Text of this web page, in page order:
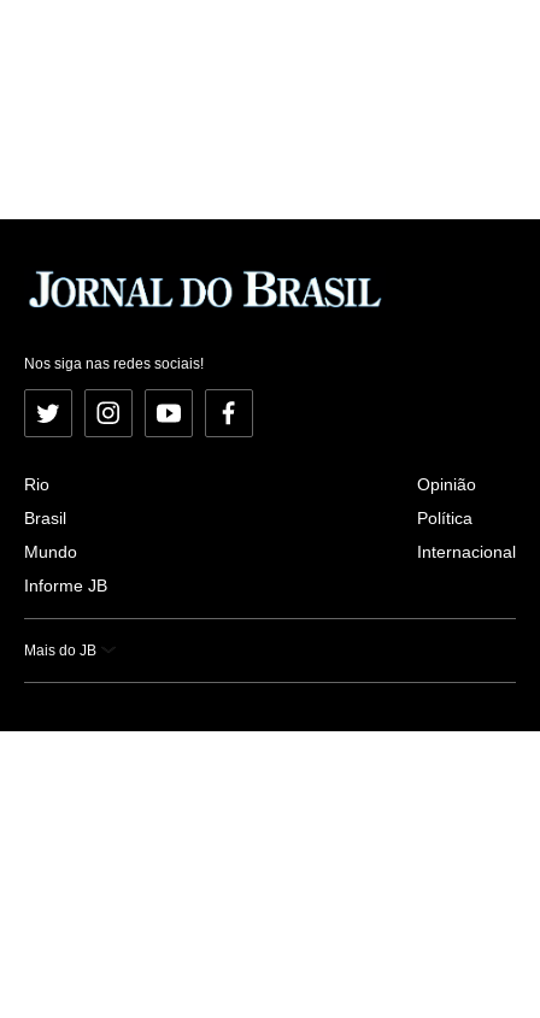
Nos siga nas redes sociais!
Twitter InstagramYouTubeFacebook
Rio
Brasil
Mundo
Informe JB
Opinião
Política
Internacional
Mais do JB
Esportes